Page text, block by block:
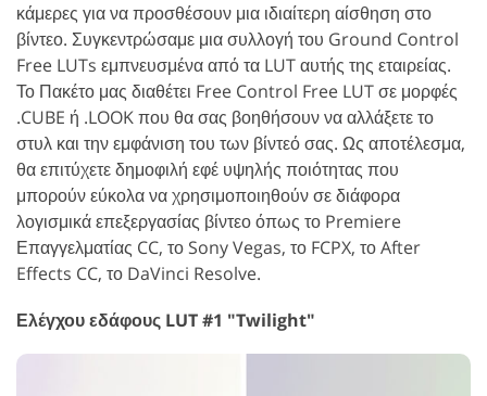
κάμερες για να προσθέσουν μια ιδιαίτερη αίσθηση στο
βίντεο. Συγκεντρώσαμε μια συλλογή του Ground Control
Free LUTs εμπνευσμένα από τα LUT αυτής της εταιρείας.
Το Πακέτο μας διαθέτει Free Control Free LUT σε μορφές
.CUBE ή .LOOK που θα σας βοηθήσουν να αλλάξετε το
στυλ και την εμφάνιση του των βίντεό σας. Ως αποτέλεσμα,
θα επιτύχετε δημοφιλή εφέ υψηλής ποιότητας που
μπορούν εύκολα να χρησιμοποιηθούν σε διάφορα
λογισμικά επεξεργασίας βίντεο όπως το Premiere
Επαγγελματίας CC, το Sony Vegas, το FCPX, το After
Effects CC, το DaVinci Resolve.
Ελέγχου εδάφους LUT #1 "Twilight"